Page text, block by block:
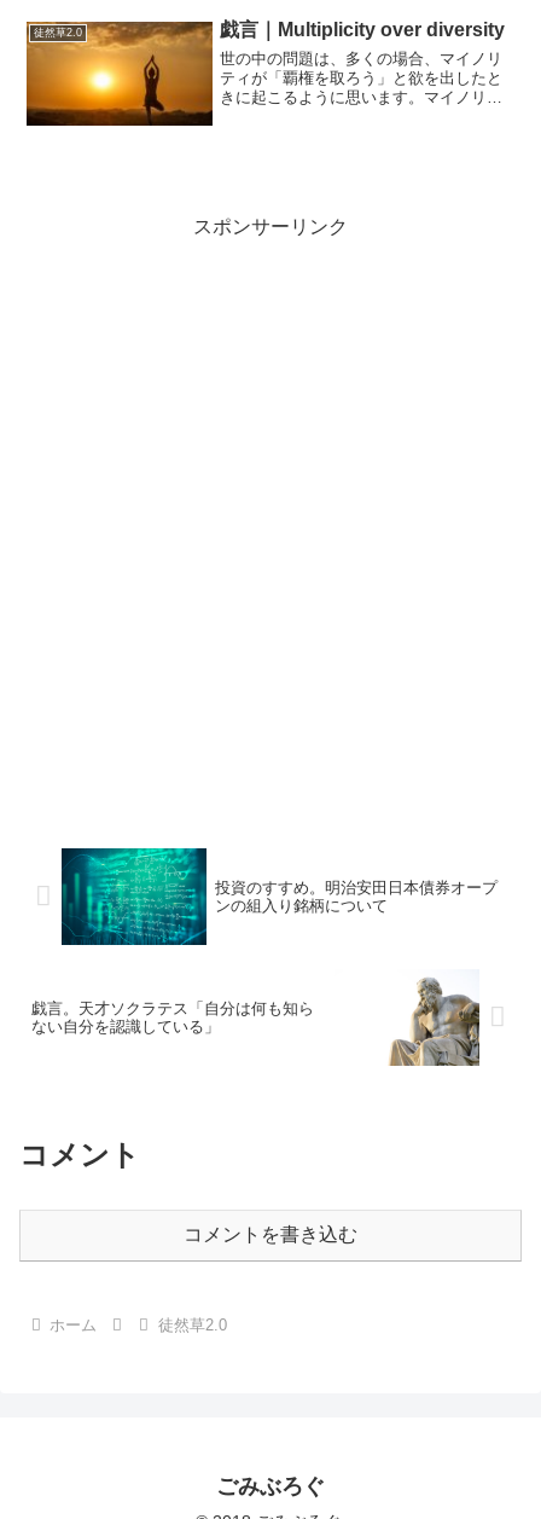
掛け声はなんでもいいのですが、個人的
には「般若心経」「南無妙法...
徒然草2.0 戯言｜Multiplicity over diversity
世の中の問題は、多くの場合、マイノリ
ティが「覇権を取ろう」と欲を出したと
きに起こるように思います。マイノリテ
スポンサーリンク
投資のすすめ。明治安田日本債券オープ
ンの組入り銘柄について
戯言。天才ソクラテス「自分は何も知ら
ない自分を認識している」
コメント
コメントを書き込む
ホーム 徒然草2.0
ごみぶろぐ